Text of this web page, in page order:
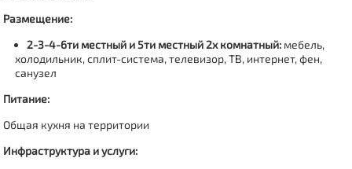
Размещение:
2-3-4-6ти местный и 5ти местный 2х комнатный: мебель,
холодильник, сплит-система, телевизор, ТВ, интернет, фен,
санузел
Питание:
Общая кухня на территории
Инфраструктура и услуги: